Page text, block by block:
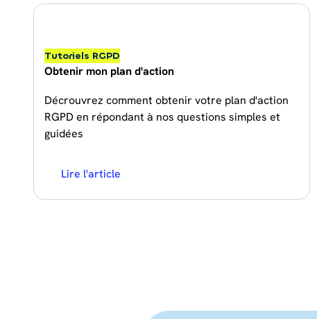
Tutoriels RGPD
Obtenir mon plan d'action
Décrouvrez comment obtenir votre plan d'action
RGPD en répondant à nos questions simples et
guidées
Lire l'article